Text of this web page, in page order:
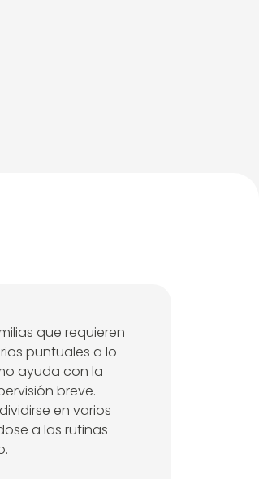
que requieren
puntuales a lo
ayuda con la
breve.
en varios
a las rutinas